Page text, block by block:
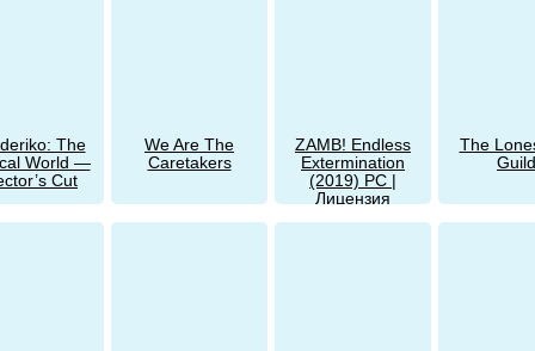
The
World —
Cut
We Are The
Caretakers
ZAMB! Endless
Extermination
(2019) PC |
Лицензия
The
Guild